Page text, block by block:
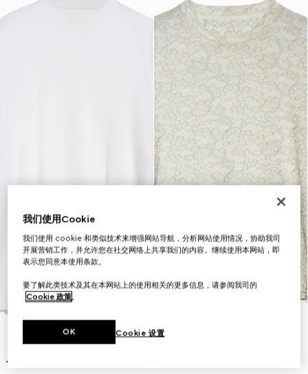
我们使用Cookie
我们使用 cookie 和类似技术来增强网站导航，分析网站使用情况，协助我司
开展营销工作，并允许您在社交网络上共享我们的内容。继续使用本网站，即
表示您同意本使用条款。
要了解此类技术及其在本网站上的使用相关的更多信息，请参阅我司的
Cookie 政策。
Cookie 设置
OK